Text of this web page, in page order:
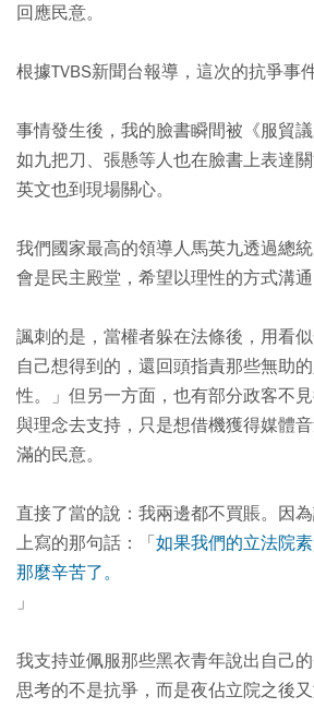
回應民意。
根據TVBS新聞台報導，這次的抗爭事
事情發生後，我的臉書瞬間被《服貿
如九把刀、張懸等人也在臉書上表達
英文也到現場關心。
我們國家最高的領導人馬英九透過總
會是民主殿堂，希望以理性的方式溝通
諷刺的是，當權者躲在法條後，用看
自己想得到的，還回頭指責那些無助
性。」但另一方面，也有部分政客不
與理念去支持，只是想借機獲得媒體
滿的民意。
直接了當的說：我兩邊都不買賬。因
上寫的那句話：「 如果我們的立法院
那麼辛苦了。
」
我支持並佩服那些黑衣青年說出自己
思考的不是抗爭，而是夜佔立院之後又